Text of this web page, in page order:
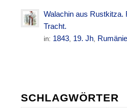
Walachin aus Rustkitza.
Tracht.
in: 1843, 19. Jh,
SCHLAGWÖRTER